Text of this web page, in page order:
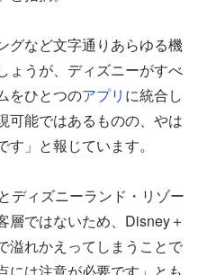
グなど文字通りあらゆる機
ょうが、ディズニーがすべ
をひとつのアプリ に統合し
可能ではあるものの、やは
」と報じています。
ディズニーランド・リゾー
層ではないため、Disney＋
溢れかえってしまうことで